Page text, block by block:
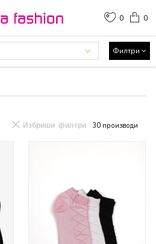
0
0
Филтри
30 производи
Избриши филтри